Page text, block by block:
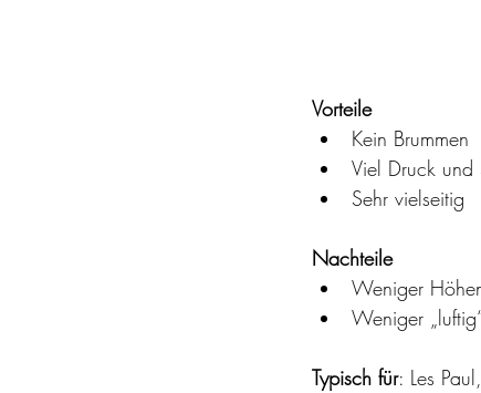
Vorteile
Kein Brummen
Viel Druck und
Sehr vielseitig
Nachteile
Weniger
Weniger
Typisch für: Les